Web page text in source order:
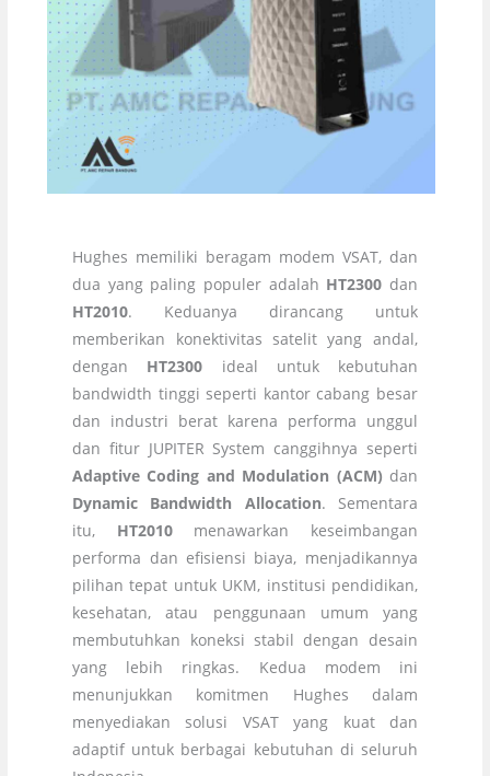
Hughes memiliki beragam modem VSAT, dan
dua yang paling populer adalah HT2300 dan
HT2010. Keduanya dirancang untuk
memberikan konektivitas satelit yang andal,
dengan HT2300 ideal untuk kebutuhan
bandwidth tinggi seperti kantor cabang besar
dan industri berat karena performa unggul
dan fitur JUPITER System canggihnya seperti
Adaptive Coding and Modulation (ACM) dan
Dynamic Bandwidth Allocation. Sementara
itu, HT2010menawarkan keseimbangan
performa dan efisiensi biaya, menjadikannya
pilihan tepat untuk UKM, institusi pendidikan,
kesehatan, atau penggunaan umum yang
membutuhkan koneksi stabil dengan desain
yang lebih ringkas. Kedua modem ini
menunjukkan komitmen Hughes dalam
menyediakan solusi VSAT yang kuat dan
adaptif untuk berbagai kebutuhan di seluruh